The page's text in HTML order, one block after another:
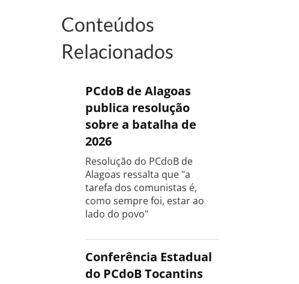
Conteúdos
Relacionados
PCdoB de Alagoas
publica resolução
sobre a batalha de
2026
Resolução do PCdoB de
Alagoas ressalta que "a
tarefa dos comunistas é,
como sempre foi, estar ao
lado do povo"
Conferência Estadual
do PCdoB Tocantins